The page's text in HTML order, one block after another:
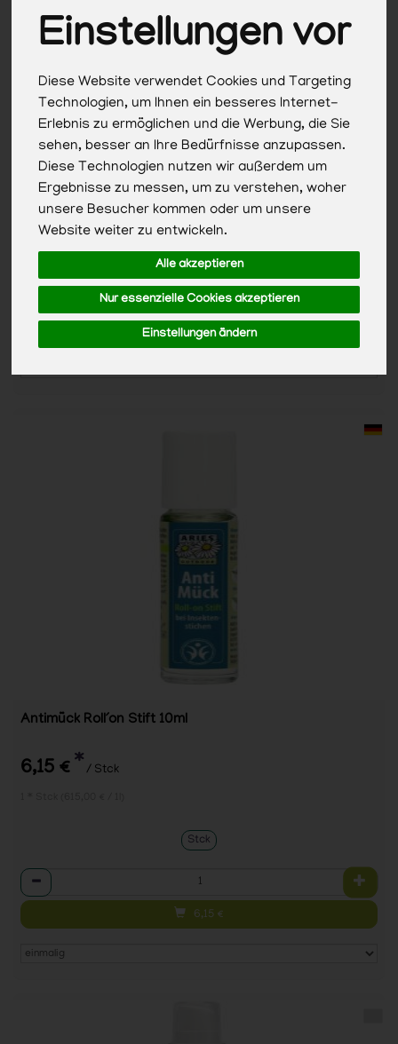
Einstellungen vor
Diese Website verwendet Cookies und Targeting
Technologien, um Ihnen ein besseres Internet-
Erlebnis zu ermöglichen und die Werbung, die Sie
sehen, besser an Ihre Bedürfnisse anzupassen.
Diese Technologien nutzen wir außerdem um
Ergebnisse zu messen, um zu verstehen, woher
unsere Besucher kommen oder um unsere
Website weiter zu entwickeln.
Alle akzeptieren
Nur essenzielle Cookies akzeptieren
Einstellungen ändern
8,49 € */ 200ml
1 * 200ml (42,45 € / 1l)
200ml
Anzahl
8,49€
Antimück Roll´on Stift 10ml
6,15 € * / Stck
Stck
Anzahl
6,15 €